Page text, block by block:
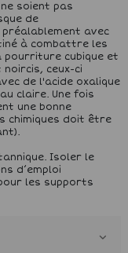
soient pas
de
avec
à combattre les
pourriture cubique et
ceux-ci
de l'acide oxalique
claire. Une fois
une bonne
chimiques doit être
Isoler le
d’emploi
les supports